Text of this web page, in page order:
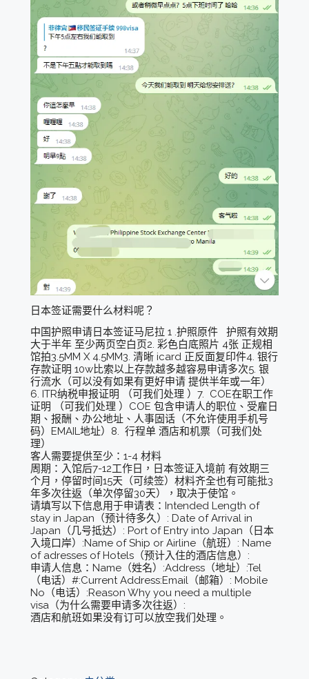
日本签证需要什么材料呢？
中国护照申请日本签证马尼拉 1 .护照原件 护照有效期
大于半年 至少两页空白页2. 彩色白底照片 4张 正规相
馆拍3.5MM X 4.5MM3. 清晰 icard 正反面复印件4. 银行
存款证明 10w比索以上存款越多越容易申请多次5. 银
行流水（可以没有如果有更好申请 提供半年或一年）
6. ITR纳税申报证明 （可我们处理 ）7. COE在职工作
证明 （可我们处理 ）COE 包含申请人的职位、受雇日
期、报酬、办公地址、人事固话（不允许使用手机号
码）EMAIL地址）8. 行程单 酒店和机票（可我们处
理）
客人需要提供至少：1-4 材料
周期：入馆后7-12工作日，日本签证入境前 有效期三
个月，停留时间15天（可续签）材料齐全也有可能批3
年多次往返（单次停留30天），取决于使馆。
请填写以下信息用于申请表：Intended Length of
stay in Japan（预计待多久）: Date of Arrival in
Japan（几号抵达）: Port of Entry into Japan（日本
入境口岸）:Name of Ship or Airline（航班）: Name
of adresses of Hotels（预计入住的酒店信息）:
申请人信息：Name（姓名）:Address（地址）:Tel
（电话）#:Current Address:Email（邮箱）: Mobile
No（电话）:Reason Why you need a multiple
visa（为什么需要申请多次往返）:
酒店和航班如果没有订可以放空我们处理。